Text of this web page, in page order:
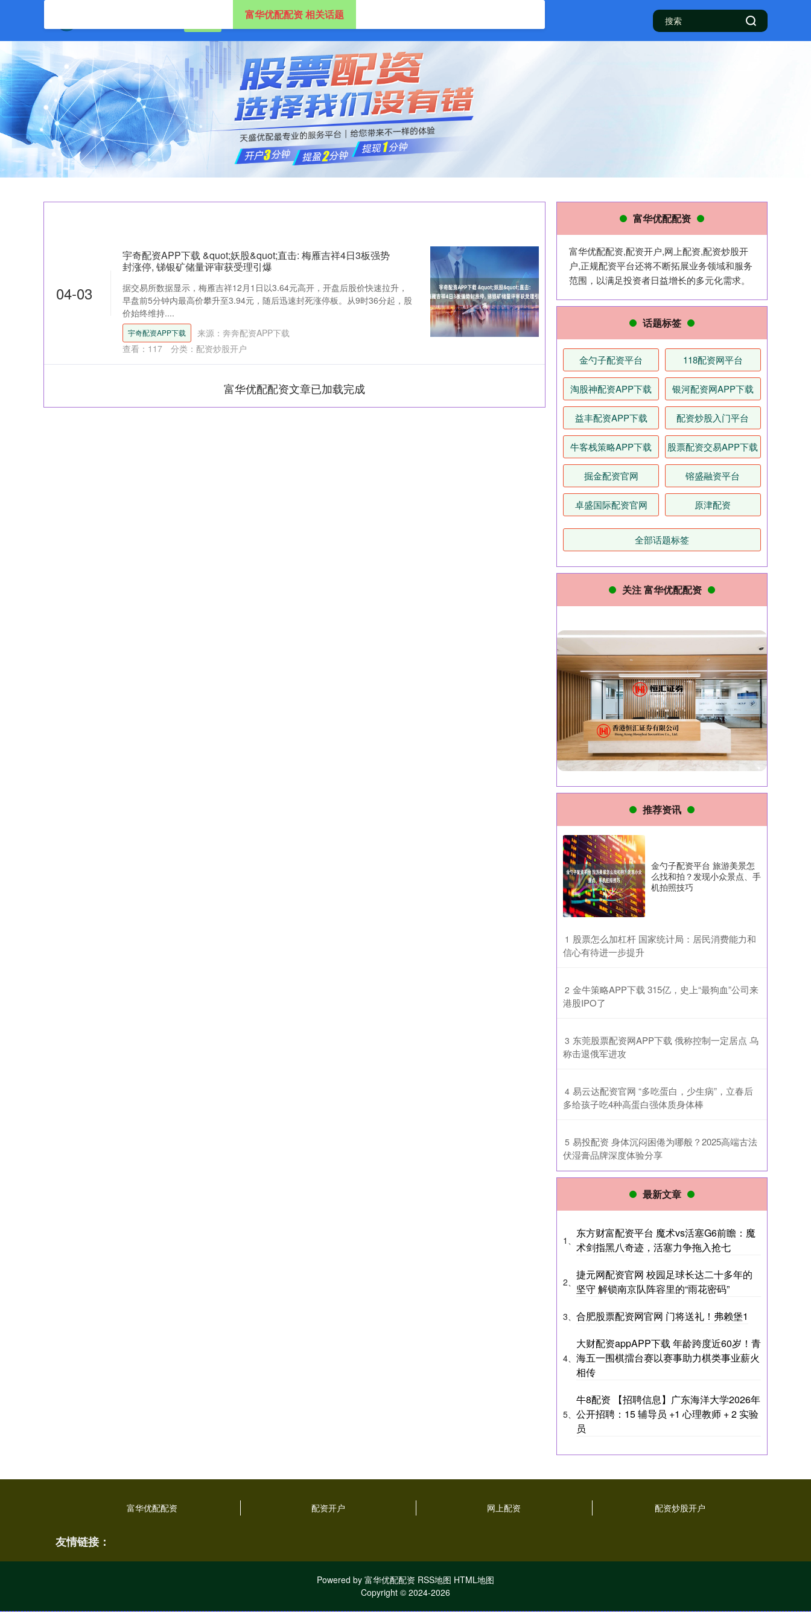
富华优配配资 配资开户 网上配资
富华优配配资 相关话题
04-03
宇奇配资APP下载 &quot;妖股&quot;直击: 梅雁吉祥4日3板强势
封涨停, 锑银矿储量评审获受理引爆
据交易所数据显示，梅雁吉祥12月1日以3.64元高开，开盘后股价快速拉升，
早盘前5分钟内最高价攀升至3.94元，随后迅速封死涨停板。从9时36分起，股
价始终维持....
宇奇配资APP下载
来源：奔奔配资APP下载
查看： 117 分类： 配资炒股开户
富华优配配资文章已加载完成
富华优配配资
富华优配配资,配资开户,网上配资,配资炒股开
户,正规配资平台还将不断拓展业务领域和服务
范围，以满足投资者日益增长的多元化需求。
话题标签
金勺子配资平台 118配资网平台
淘股神配资APP下载 银河配资网APP下载
益丰配资APP下载 配资炒股入门平台
牛客栈策略APP下载 股票配资交易APP下载
掘金配资官网 镕盛融资平台
卓盛国际配资官网 原津配资
全部话题标签
关注 富华优配配资
推荐资讯
金勺子配资平台 旅游美景怎
么找和拍？发现小众景点、手
机拍照技巧
1 ​股票怎么加杠杆 国家统计局：居民消费能力和
信心有待进一步提升
2 ​金牛策略APP下载 315亿，史上“最狗血”公司来
港股IPO了
3 ​东莞股票配资网APP下载 俄称控制一定居点 乌
称击退俄军进攻
4 ​易云达配资官网 “多吃蛋白，少生病”，立春后
多给孩子吃4种高蛋白强体质身体棒
5 ​易投配资 身体沉闷困倦为哪般？2025高端古法
伏湿膏品牌深度体验分享
最新文章
1、
东方财富配资平台 魔术vs活塞G6前瞻：魔
术剑指黑八奇迹，活塞力争拖入抢七
2、
捷元网配资官网 校园足球长达二十多年的
坚守 解锁南京队阵容里的“雨花密码”
3、 合肥股票配资网官网 门将送礼！弗赖堡1
4、
大财配资appAPP下载 年龄跨度近60岁！青
海五一围棋擂台赛以赛事助力棋类事业薪火
相传
5、
牛8配资 【招聘信息】广东海洋大学2026年
公开招聘：15 辅导员 +1 心理教师 + 2 实验
员
富华优配配资 配资开户 网上配资 配资炒股开户
友情链接：
Powered by 富华优配配资 RSS地图 HTML地图
Copyright © 2024-2026